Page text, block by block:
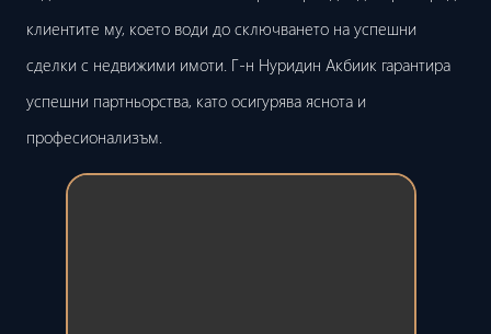
клиентите му, което води до сключването на успешни
сделки с недвижими имоти. Г-н Нуридин Акбиик гарантира
успешни партньорства, като осигурява яснота и
професионализъм.